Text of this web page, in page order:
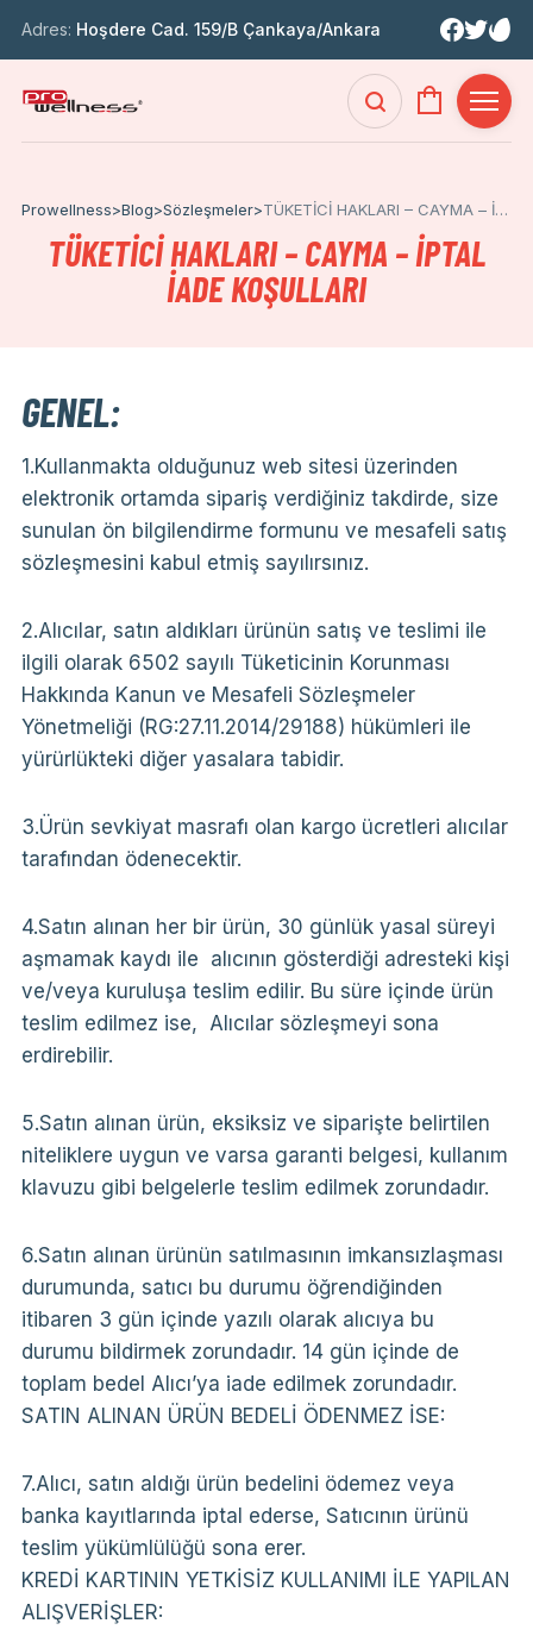
Adres: Hoşdere Cad. 159/B Çankaya/Ankara
Prowellness>Blog>Sözleşmeler> TÜKETİCİ HAKLARI – CAYMA – İPTAL İADE KOŞULLARI
TÜKETİCİ HAKLARI – CAYMA – İPTAL
İADE KOŞULLARI
GENEL:
1.Kullanmakta olduğunuz web sitesi üzerinden
elektronik ortamda sipariş verdiğiniz takdirde, size
sunulan ön bilgilendirme formunu ve mesafeli satış
sözleşmesini kabul etmiş sayılırsınız.
2.Alıcılar, satın aldıkları ürünün satış ve teslimi ile
ilgili olarak 6502 sayılı Tüketicinin Korunması
Hakkında Kanun ve Mesafeli Sözleşmeler
Yönetmeliği (RG:27.11.2014/29188) hükümleri ile
yürürlükteki diğer yasalara tabidir.
3.Ürün sevkiyat masrafı olan kargo ücretleri alıcılar
tarafından ödenecektir.
4.Satın alınan her bir ürün, 30 günlük yasal süreyi
aşmamak kaydı ile alıcının gösterdiği adresteki kişi
ve/veya kuruluşa teslim edilir. Bu süre içinde ürün
teslim edilmez ise, Alıcılar sözleşmeyi sona
erdirebilir.
5.Satın alınan ürün, eksiksiz ve siparişte belirtilen
niteliklere uygun ve varsa garanti belgesi, kullanım
klavuzu gibi belgelerle teslim edilmek zorundadır.
6.Satın alınan ürünün satılmasının imkansızlaşması
durumunda, satıcı bu durumu öğrendiğinden
itibaren 3 gün içinde yazılı olarak alıcıya bu
durumu bildirmek zorundadır. 14 gün içinde de
toplam bedel Alıcı’ya iade edilmek zorundadır.
SATIN ALINAN ÜRÜN BEDELİ ÖDENMEZ İSE:
7.Alıcı, satın aldığı ürün bedelini ödemez veya
banka kayıtlarında iptal ederse, Satıcının ürünü
teslim yükümlülüğü sona erer.
KREDİ KARTININ YETKİSİZ KULLANIMI İLE YAPILAN
ALIŞVERİŞLER: